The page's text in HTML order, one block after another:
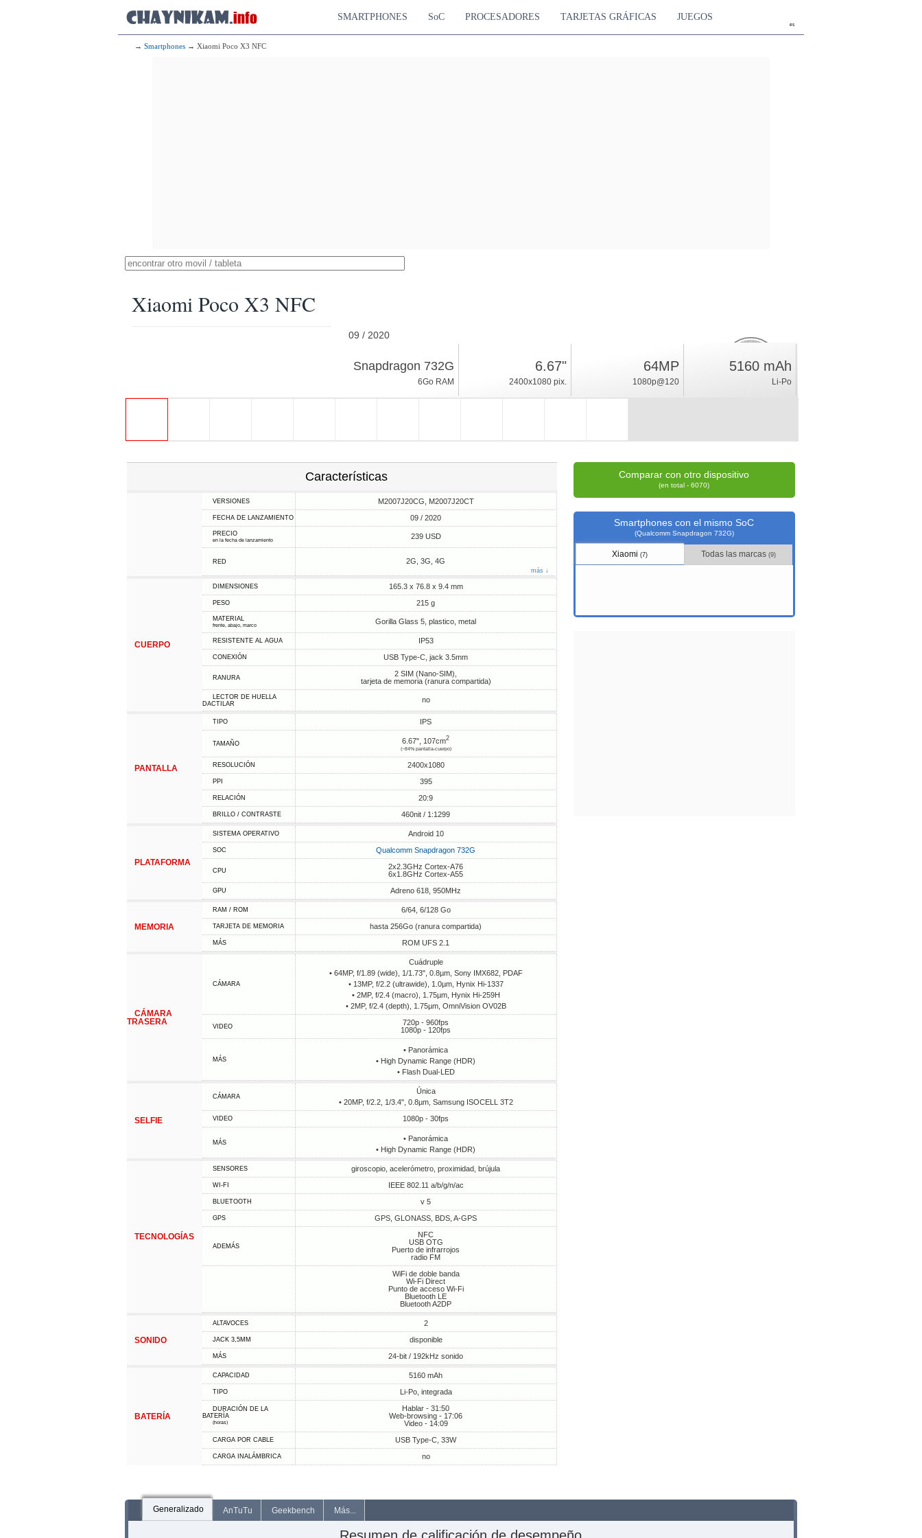
es
SMARTPHONES SoC PROCESADORES TARJETAS GRÁFICAS JUEGOS
→ Smartphones → Xiaomi Poco X3 NFC
Xiaomi Poco X3 NFC
09 / 2020
Android 10
12.9
Snapdragon 732G
6Go RAM
6.67"
2400x1080 pix.
64MP
1080p@120
5160 mAh
Li-Po
Características
VERSIONES M2007J20CG, M2007J20CT
FECHA DE LANZAMIENTO 09 / 2020
PRECIO
en la fecha de lanzamiento 239 USD
RED 2G, 3G, 4G
más ↓
CUERPO
DIMENSIONES 165.3 x 76.8 x 9.4 mm
PESO 215 g
MATERIAL
frente, abajo, marco Gorilla Glass 5, plastico, metal
RESISTENTE AL AGUA IP53
CONEXIÓN USB Type-C, jack 3.5mm
RANURA
2 SIM (Nano-SIM),
tarjeta de memoria (ranura compartida)
LECTOR DE HUELLA
DACTILAR
no
PANTALLA
TIPO IPS
TAMAÑO 6.67", 107cm2
(~84% pantalla-cuerpo)
RESOLUCIÓN 2400x1080
PPI 395
RELACIÓN 20:9
BRILLO / CONTRASTE 460nit / 1:1299
PLATAFORMA
SISTEMA OPERATIVO Android 10
SOC Qualcomm Snapdragon 732G
CPU
2x2.3GHz Cortex-A76
6x1.8GHz Cortex-A55
GPU Adreno 618, 950MHz
MEMORIA
RAM / ROM 6/64, 6/128 Go
TARJETA DE MEMORIA hasta 256Go (ranura compartida)
MÁS ROM UFS 2.1
CÁMARA
TRASERA
CÁMARA
Cuádruple
• 64MP, f/1.89 (wide), 1/1.73", 0.8µm, Sony IMX682, PDAF
• 13MP, f/2.2 (ultrawide), 1.0µm, Hynix Hi-1337
• 2MP, f/2.4 (macro), 1.75µm, Hynix Hi-259H
• 2MP, f/2.4 (depth), 1.75µm, OmniVision OV02B
VIDEO
720p - 960fps
1080p - 120fps
MÁS
• Panorámica
• High Dynamic Range (HDR)
• Flash Dual-LED
SELFIE
CÁMARA
Única
• 20MP, f/2.2, 1/3.4", 0.8µm, Samsung ISOCELL 3T2
VIDEO 1080p - 30fps
MÁS
• Panorámica
• High Dynamic Range (HDR)
TECNOLOGÍAS
SENSORES giroscopio, acelerómetro, proximidad, brújula
WI-FI IEEE 802.11 a/b/g/n/ac
BLUETOOTH v 5
GPS GPS, GLONASS, BDS, A-GPS
ADEMÁS
NFC
USB OTG
Puerto de infrarrojos
radio FM
WiFi de doble banda
Wi-Fi Direct
Punto de acceso Wi-Fi
Bluetooth LE
Bluetooth A2DP
SONIDO
ALTAVOCES 2
JACK 3,5MM disponible
MÁS 24-bit / 192kHz sonido
BATERÍA
CAPACIDAD 5160 mAh
TIPO Li-Po, integrada
DURACIÓN DE LA
BATERÍA
(horas)
Hablar - 31:50
Web-browsing - 17:06
Video - 14:09
CARGA POR CABLE USB Type-C, 33W
CARGA INALÁMBRICA no
Comparar con otro dispositivo
(en total - 6070)
Smartphones con el mismo SoC
(Qualcomm Snapdragon 732G)
Xiaomi(7) Todas las marcas (9)
Generalizado AnTuTu Geekbench Más...